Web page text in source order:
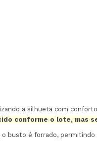
a silhueta com
conforme o lote, mas
busto é forrado,